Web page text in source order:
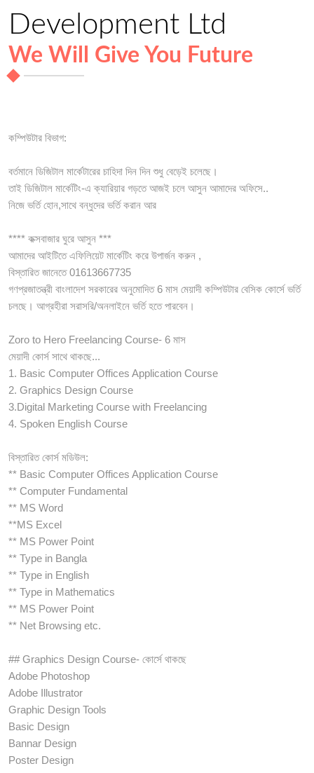
Development Ltd
We Will Give You Future
কম্পিউটার বিভাগ:
বর্তমানে ডিজিটাল মার্কেটারের চাহিদা দিন দিন শুধু বেড়েই চলেছে।
তাই ডিজিটাল মার্কেটিং-এ ক্যারিয়ার গড়তে আজই চলে আসুন আমাদের অফিসে..
নিজে ভর্তি হোন,সাথে বন্ধুদের ভর্তি করান আর
**** কক্সবাজার ঘুরে আসুন ***
আমাদের আইটিতে এফিলিয়েট মার্কেটিং করে উপার্জন করুন ,
বিস্তারিত জানেতে 01613667735
গণপ্রজাতন্ত্রী বাংলাদেশ সরকারের অনুমোদিত 6 মাস মেয়াদী কম্পিউটার বেসিক কোর্সে ভর্তি
চলছে। আগ্রহীরা সরাসরি/অনলাইনে ভর্তি হতে পারবেন।
Zoro to Hero Freelancing Course- 6 মাস
মেয়াদী কোর্স সাথে থাকছে...
1. Basic Computer Offices Application Course
2. Graphics Design Course
3.Digital Marketing Course with Freelancing
4. Spoken English Course
বিস্তারিত কোর্স মডিউল:
** Basic Computer Offices Application Course
** Computer Fundamental
** MS Word
**MS Excel
** MS Power Point
** Type in Bangla
** Type in English
** Type in Mathematics
** MS Power Point
** Net Browsing etc.
## Graphics Design Course- কোর্সে থাকছে
Adobe Photoshop
Adobe Illustrator
Graphic Design Tools
Basic Design
Bannar Design
Poster Design